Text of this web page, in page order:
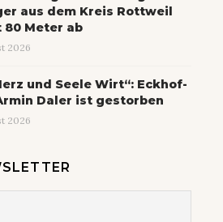
aus dem Kreis Rottweil
80 Meter ab
2026
und Seele Wirt“: Eckhof-
Daler ist gestorben
2026